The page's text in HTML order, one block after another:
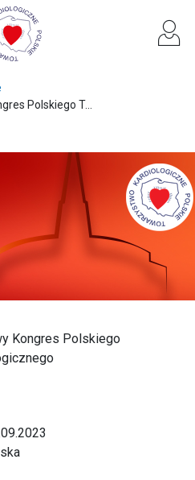
Polskiego T...
Kongres Polskiego